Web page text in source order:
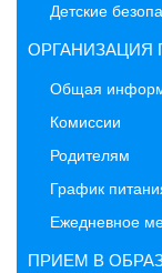
Детские
ОРГАНИЗАЦИЯ
Общая
Комиссии
Родителям
График
Ежедневное
ПРИЕМ В